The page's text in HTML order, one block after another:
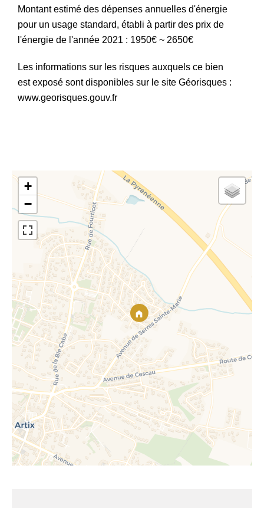
Montant estimé des dépenses annuelles d'énergie
pour un usage standard, établi à partir des prix de
l'énergie de l'année 2021 : 1950€ ~ 2650€
Les informations sur les risques auxquels ce bien
est exposé sont disponibles sur le site Géorisques :
www.georisques.gouv.fr
+
−